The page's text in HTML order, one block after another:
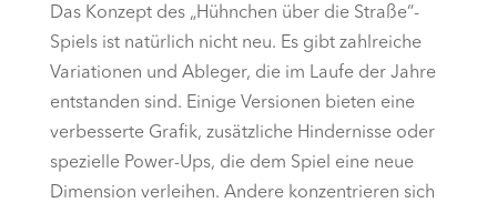
Das Konzept des „Hühnchen über die Straße“-
Spiels ist natürlich nicht neu. Es gibt zahlreiche
Variationen und Ableger, die im Laufe der Jahre
entstanden sind. Einige Versionen bieten eine
verbesserte Grafik, zusätzliche Hindernisse oder
spezielle Power-Ups, die dem Spiel eine neue
Dimension verleihen. Andere konzentrieren sich